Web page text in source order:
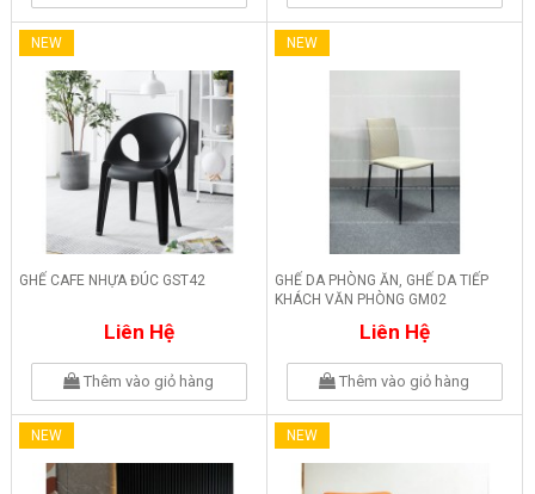
NEW
GHẾ CAFE NHỰA ĐÚC GST42
Liên Hệ
Thêm vào giỏ hàng
NEW
GHẾ DA PHÒNG ĂN, GHẾ DA TIẾP
KHÁCH VĂN PHÒNG GM02
Liên Hệ
Thêm vào giỏ hàng
NEW NEW